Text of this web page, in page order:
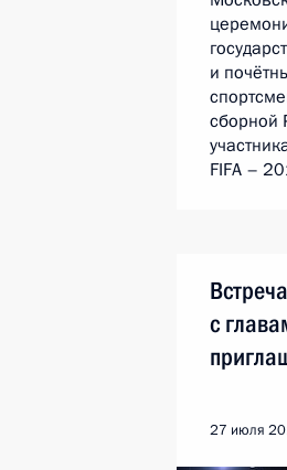
и
сборной
FIFA –
с
27 июля